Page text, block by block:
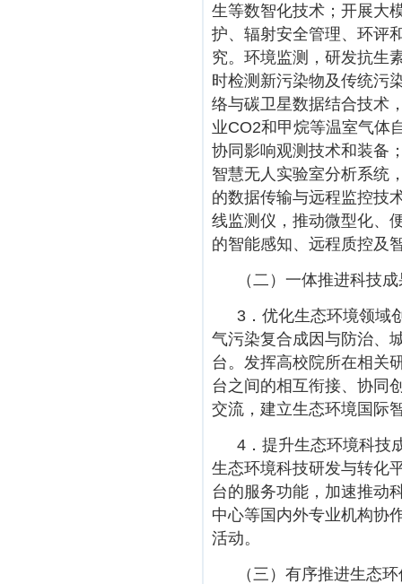
生等数智化技术；开展大
护、辐射安全管理、环评
究。环境监测，研发抗生
时检测新污染物及传统污
络与碳卫星数据结合技术
业CO2和甲烷等温室气体
协同影响观测技术和装备
智慧无人实验室分析系统
的数据传输与远程监控技
线监测仪，推动微型化、
的智能感知、远程质控及
（二）一体推进科技
3．优化生态环境领域
气污染复合成因与防治、
台。发挥高校院所在相关
台之间的相互衔接、协同
交流，建立生态环境国际
4．提升生态环境科技
生态环境科技研发与转化
台的服务功能，加速推动
中心等国内外专业机构协
活动。
（三）有序推进生态